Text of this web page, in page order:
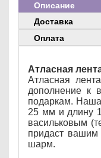
Описание
Доставка
Оплата
Атласная
Атласная
дополнение к
подаркам.
25 мм и длину
васильковым
придаст вашим
шарм.